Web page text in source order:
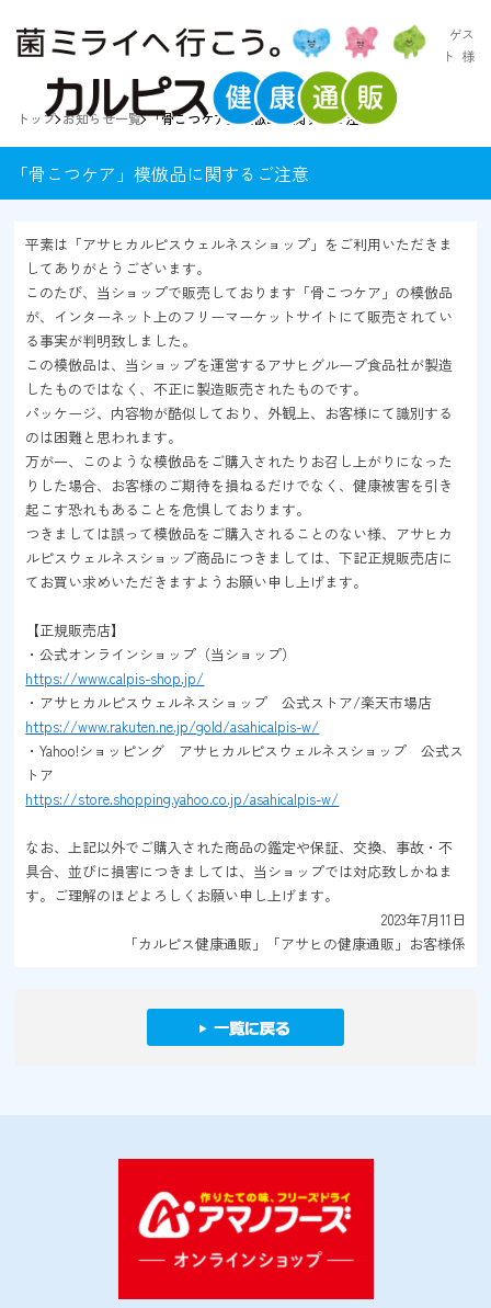
ゲス
ト 様
トップ お知らせ一覧 「骨こつケア」模倣品に関するご注意
「骨こつケア」模倣品に関するご注意
平素は「アサヒカルピスウェルネスショップ」をご利用いただきま
してありがとうございます。
このたび、当ショップで販売しております「骨こつケア」の模倣品
が、インターネット上のフリーマーケットサイトにて販売されてい
る事実が判明致しました。
この模倣品は、当ショップを運営するアサヒグループ食品社が製造
したものではなく、不正に製造販売されたものです。
パッケージ、内容物が酷似しており、外観上、お客様にて識別する
のは困難と思われます。
万が一、このような模倣品をご購入されたりお召し上がりになった
りした場合、お客様のご期待を損ねるだけでなく、健康被害を引き
起こす恐れもあることを危惧しております。
つきましては誤って模倣品をご購入されることのない様、アサヒカ
ルピスウェルネスショップ商品につきましては、下記正規販売店に
てお買い求めいただきますようお願い申し上げます。
【正規販売店】
・公式オンラインショップ（当ショップ）
https://www.calpis-shop.jp/
・アサヒカルピスウェルネスショップ 公式ストア/楽天市場店
https://www.rakuten.ne.jp/gold/asahicalpis-w/
・Yahoo!ショッピング アサヒカルピスウェルネスショップ 公式ス
トア
https://store.shopping.yahoo.co.jp/asahicalpis-w/
なお、上記以外でご購入された商品の鑑定や保証、交換、事故・不
具合、並びに損害につきましては、当ショップでは対応致しかねま
す。ご理解のほどよろしくお願い申し上げます。
2023年7月11日
「カルピス健康通販」「アサヒの健康通販」お客様係